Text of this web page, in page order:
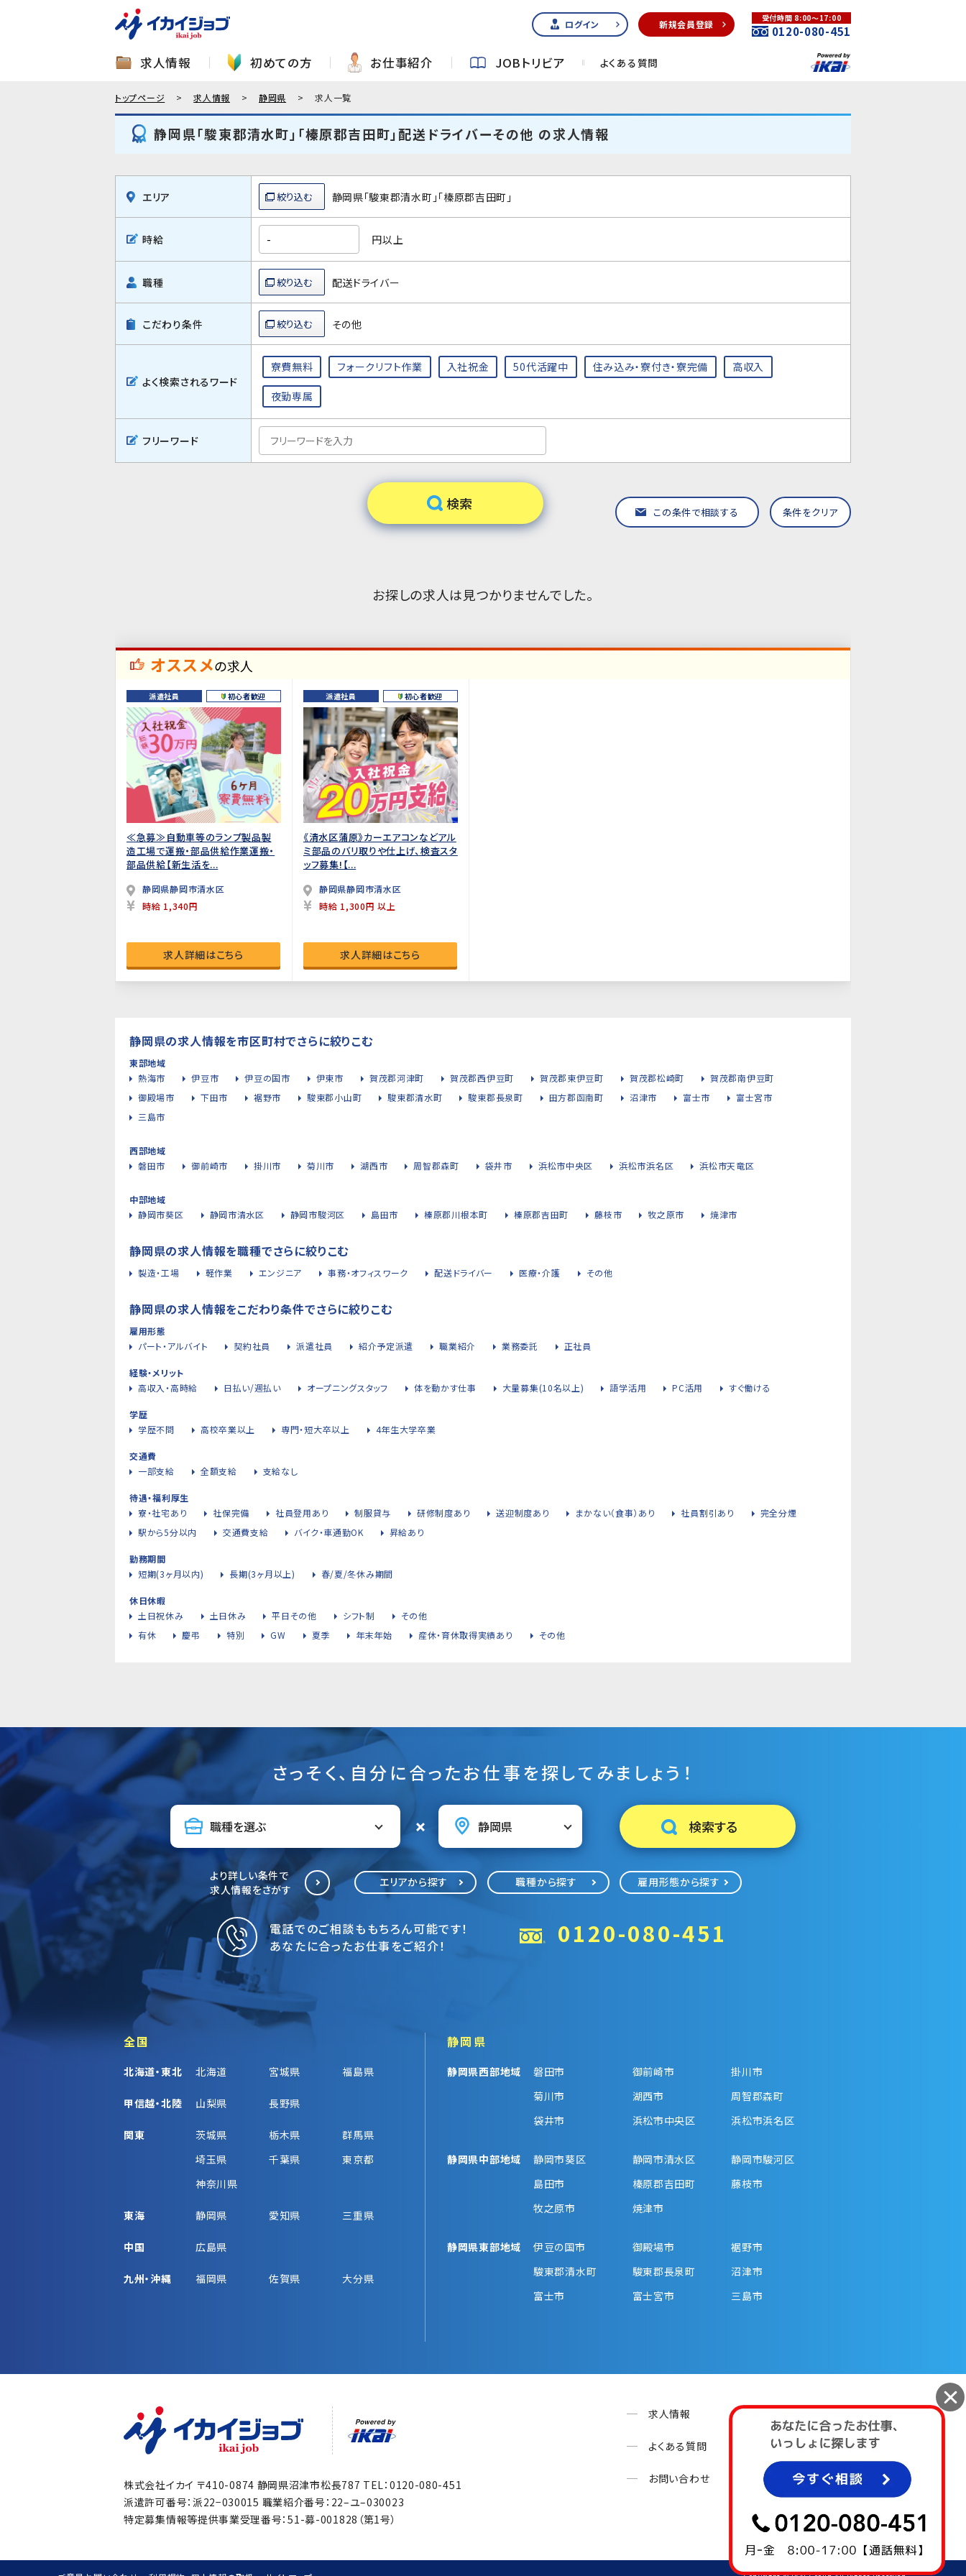
ログイン 新規会員登録
受付時間 8:00～17:00
0120-080-451
求人情報 初めての方 お仕事紹介 JOBトリビア よくある質問
トップページ 求人情報 静岡県 求人一覧
静岡県「駿東郡清水町」「榛原郡吉田町」配送ドライバーその他 の求人情報
エリア 静岡県「駿東郡清水町」「榛原郡吉田町」
時給 円以上
職種 配送ドライバー
こだわり条件 その他
よく検索されるワード
寮費無料 フォークリフト作業 入社祝金 50代活躍中 住み込み・寮付き・寮完備 高収入
夜勤専属
フリーワード
この条件で相談する 条件をクリア
お探しの求人は見つかりませんでした。
オススメの求人
派遣社員 初心者歓迎
≪急募≫自動車等のランプ製品製
造工場で運搬・部品供給作業運搬・
部品供給【新生活を...
静岡県静岡市清水区
時給 1,340円
求人詳細はこちら
派遣社員 初心者歓迎
《清水区蒲原》カーエアコンなどアル
ミ部品のバリ取りや仕上げ、検査スタ
ッフ募集!【...
静岡県静岡市清水区
時給 1,300円 以上
求人詳細はこちら
静岡県の求人情報を市区町村でさらに絞りこむ
東部地域
熱海市
伊豆市 伊豆の国市 伊東市 賀茂郡河津町 賀茂郡西伊豆町 賀茂郡東伊豆町 賀茂郡松崎町
賀茂郡南伊豆町
御殿場市
下田市 裾野市 駿東郡小山町 駿東郡清水町 駿東郡長泉町 田方郡函南町 沼津市 富士市
富士宮市
三島市
西部地域
磐田市
御前崎市 掛川市 菊川市 湖西市 周智郡森町 袋井市 浜松市中央区 浜松市浜名区 浜松市天竜区
中部地域
静岡市葵区
静岡市清水区 静岡市駿河区 島田市 榛原郡川根本町 榛原郡吉田町 藤枝市 牧之原市 焼津市
静岡県の求人情報を職種でさらに絞りこむ
製造・工場 軽作業 エンジニア 事務・オフィスワーク 配送ドライバー 医療・介護 その他
静岡県の求人情報をこだわり条件でさらに絞りこむ
雇用形態
パート・アルバイト
契約社員 派遣社員 紹介予定派遣 職業紹介 業務委託 正社員
経験・メリット
高収入・高時給
日払い/週払い オープニングスタッフ 体を動かす仕事 大量募集(10名以上) 語学活用 PC活用 すぐ働ける
学歴
学歴不問
高校卒業以上 専門・短大卒以上 4年生大学卒業
交通費
一部支給
全額支給 支給なし
待遇・福利厚生
寮・社宅あり
社保完備 社員登用あり 制服貸与 研修制度あり 送迎制度あり まかない（食事）あり 社員割引あり
完全分煙
駅から5分以内
交通費支給 バイク・車通勤OK 昇給あり
勤務期間
短期(3ヶ月以内)
長期(3ヶ月以上) 春/夏/冬休み期間
休日休暇
土日祝休み
土日休み 平日その他 シフト制
その他
有休
慶弔 特別 GW 夏季 年末年始 産休・育休取得実績あり その他
さっそく、自分に合ったお仕事を探してみましょう！
より詳しい条件で
求人情報をさがす
エリアから探す 職種から探す 雇用形態から探す
電話でのご相談ももちろん可能です！
あなたに合ったお仕事をご紹介！
0120-080-451
全国
北海道・東北 北海道 宮城県 福島県
甲信越・北陸 山梨県 長野県
関東 茨城県 栃木県
群馬県
埼玉県
千葉県
東京都
神奈川県
東海 静岡県 愛知県 三重県
中国 広島県
九州・沖縄 福岡県 佐賀県 大分県
静岡県
静岡県西部地域 磐田市 御前崎市
掛川市
菊川市
湖西市
周智郡森町
袋井市
浜松市中央区 浜松市浜名区
静岡県中部地域 静岡市葵区 静岡市清水区
静岡市駿河区
島田市
榛原郡吉田町
藤枝市
牧之原市
焼津市
静岡県東部地域 伊豆の国市 御殿場市
裾野市
駿東郡清水町
駿東郡長泉町
沼津市
富士市
富士宮市 三島市
株式会社イカイ 〒410-0874 静岡県沼津市松長787 TEL：0120-080-451
派遣許可番号：派22−030015 職業紹介番号：22–ユ–030023
特定募集情報等提供事業受理番号：51-募-001828（第1号）
求人情報
よくある質問 お仕事紹介
お問い合わせ